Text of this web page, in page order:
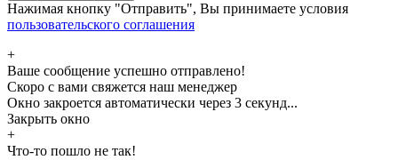
Нажимая кнопку "Отправить", Вы принимаете условия
пользовательского соглашения
+
Ваше сообщение успешно отправлено!
Скоро с вами свяжется наш менеджер
Окно закроется автоматически через 3 секунд...
Закрыть окно
+
Что-то пошло не так!